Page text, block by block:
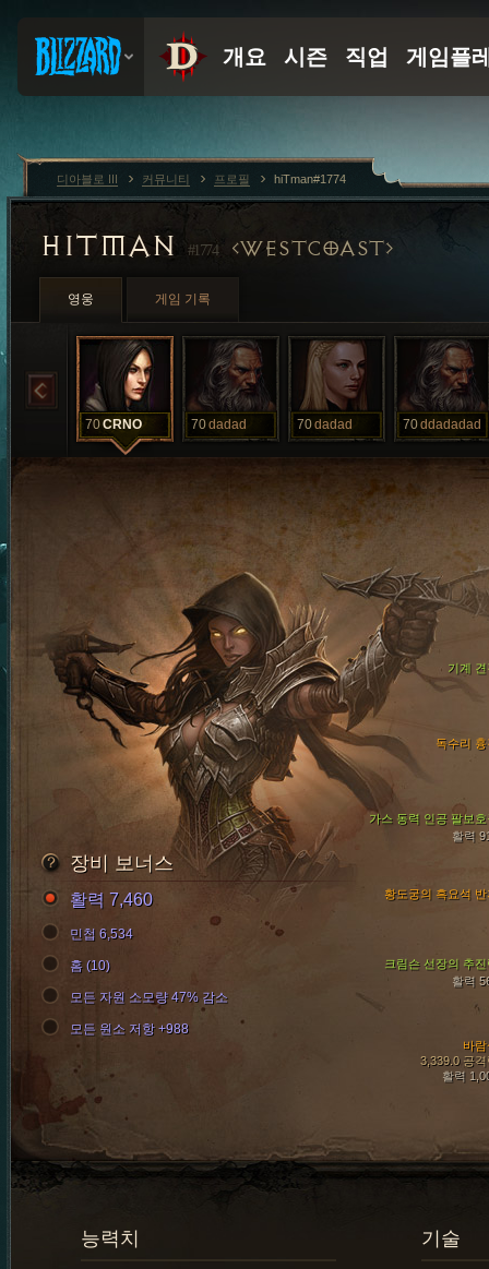
HITMAN #1774 WESTCOAST
영웅 게임 기록
70CRNO 70dadad 70dadad 70ddadadad
독수리 흉
가스 동력 인공 팔보호
활력
기계 견
크림슨 선장의 추진
활력
바람
3,339.0 공격
활력
황도궁의 흑요석 반
장비 보너스
활력 7,460
민첩 6,534
홈 (10)
모든 자원 소모량 47% 감소
모든 원소 저항 +988
기술
능력치
디아블로 III 커뮤니티 프로필 hiTman#1774